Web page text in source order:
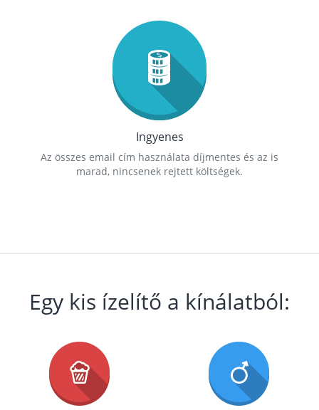
Ingyenes
Az összes email cím használata díjmentes és az is
marad, nincsenek rejtett költségek.
Egy kis ízelítő a kínálatból: